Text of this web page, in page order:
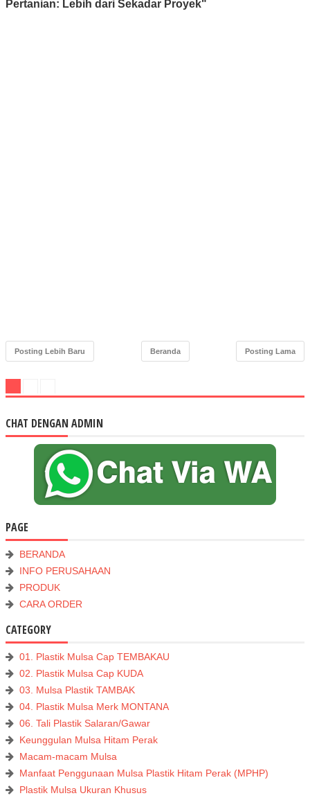
Pertanian: Lebih dari Sekadar Proyek"
Posting Lebih Baru Posting Lama
Beranda
CHAT DENGAN ADMIN
PAGE
BERANDA
INFO PERUSAHAAN
PRODUK
CARA ORDER
CATEGORY
01. Plastik Mulsa Cap TEMBAKAU
02. Plastik Mulsa Cap KUDA
03. Mulsa Plastik TAMBAK
04. Plastik Mulsa Merk MONTANA
06. Tali Plastik Salaran/Gawar
Keunggulan Mulsa Hitam Perak
Macam-macam Mulsa
Manfaat Penggunaan Mulsa Plastik Hitam Perak (MPHP)
Plastik Mulsa Ukuran Khusus